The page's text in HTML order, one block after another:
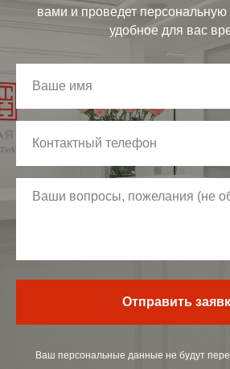
вами и проведет персональную
удобное для вас
Отправить
Ваш персональные данные не будут